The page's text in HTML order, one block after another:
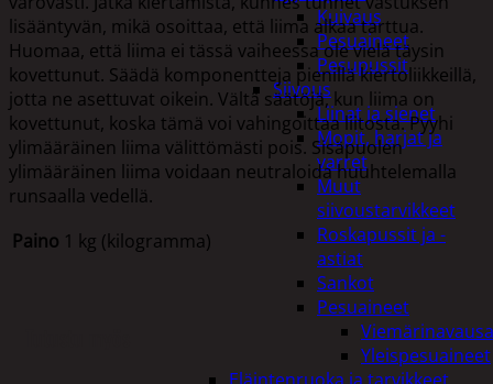
Kuivaus
Pesuaineet
Pesupussit
Siivous
Liinat ja sienet
Mopit, harjat ja
varret
Muut
siivoustarvikkeet
Roskapussit ja -
astiat
Sankot
Pesuaineet
Yleispesuaineet
lisääntyvän, mikä osoittaa, että liima alkaa tarttua.
Huomaa, että liima ei tässä vaiheessa ole vielä täysin
kovettunut. Säädä komponentteja pienillä kiertoliikkeillä,
jotta ne asettuvat oikein. Vältä säätöjä, kun liima on
kovettunut, koska tämä voi vahingoittaa liitosta. Pyyhi
ylimääräinen liima välittömästi pois. Sisäpuolen
ylimääräinen liima voidaan neutraloida huuhtelemalla
runsaalla vedellä.
Paino 1 kg (kilogramma)